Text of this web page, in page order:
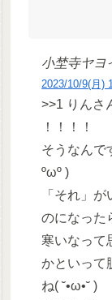
小埜寺ヤヨ
2023/10/9(月)
>>1 りんさ
！！！！
そうなんで
ºωº )
「それ」
のになった
寒いなって
かといって
ね( ˘•ω•˘ )